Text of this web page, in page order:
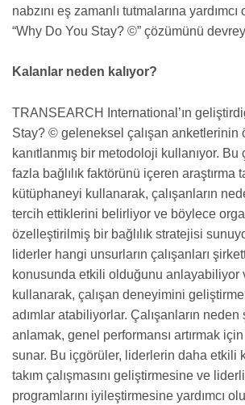
nabzını eş zamanlı tutmalarına
“Why Do You Stay? ©” çözümünü
Kalanlar neden kalıyor?
TRANSEARCH International’ın
Stay? © geleneksel çalışan anketlerinin
kanıtlanmış bir metodoloji kullanıyor. Bu
fazla bağlılık faktörünü içeren araştırma
kütüphaneyi kullanarak, çalışanların
tercih ettiklerini belirliyor ve böylece
özelleştirilmiş bir bağlılık stratejisi
liderler hangi unsurların çalışanları
konusunda etkili olduğunu anlayabiliyor
kullanarak, çalışan deneyimini
adımlar atabiliyorlar. Çalışanların neden
anlamak, genel performansı artırmak
sunar. Bu içgörüler, liderlerin daha etkili
takım çalışmasını geliştirmesine ve
programlarını iyileştirmesine yardımcı